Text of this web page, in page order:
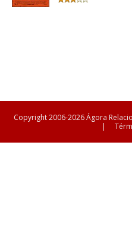
Copyright 2006-2026 Ágora
|